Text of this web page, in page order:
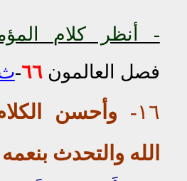
- أنظر كلام
فصل العالمون٦٦-
١٦- وأحسن
الله والتحدث بنعمه